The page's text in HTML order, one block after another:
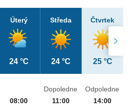
Úterý
24 °C
Středa
24 °C
Čtvrtek
25 °C
08:00
Dopoledne
11:00
Odpoledne
14:00